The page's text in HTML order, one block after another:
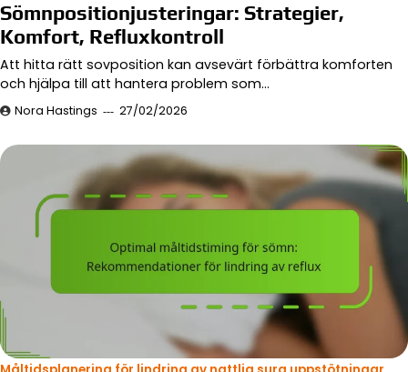
Sömnpositionjusteringar: Strategier,
Komfort, Refluxkontroll
Att hitta rätt sovposition kan avsevärt förbättra komforten
och hjälpa till att hantera problem som…
Nora Hastings 27/02/2026